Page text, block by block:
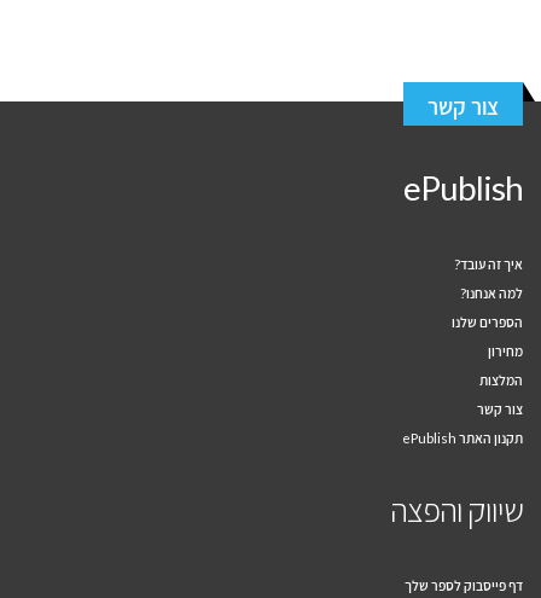
צור קשר
ePublish
איך זה עובד?
למה אנחנו?
הספרים שלנו
מחירון
המלצות
צור קשר
תקנון האתר ePublish
שיווק והפצה
דף פייסבוק לספר שלך